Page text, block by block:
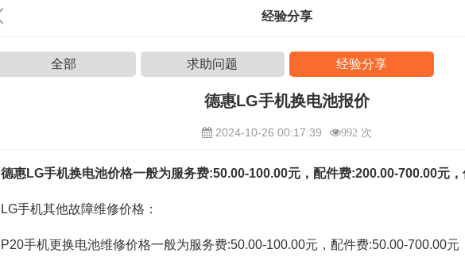
经验分享
全部 求助问题 经验分享
德惠LG手机换电池报价
2024-10-26 00:17:39 992 次
德惠LG手机换电池价格一般为服务费:50.00-100.00元，配件费:200.00-700.00元
LG手机其他故障维修价格：
P20手机更换电池维修价格一般为服务费:50.00-100.00元，配件费:50.00-700.00元